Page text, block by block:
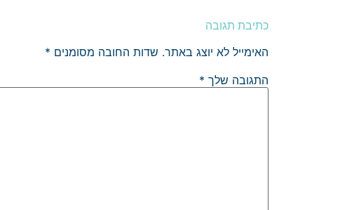
כתיבת תגובה
האימייל לא יוצג באתר. שדות החובה מסומנים *
התגובה שלך *